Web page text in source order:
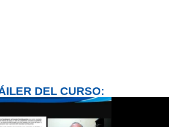
DEL CURSO: